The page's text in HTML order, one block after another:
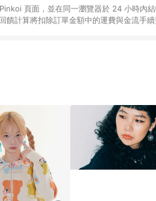
頁面，並在同一瀏覽器於 24 小時內
計算將扣除訂單金額中的運費與金流手
v4.6.0 / iOS v4.1.5 以上才具贈點資格
LINE 購物前往 Pinkoi 頁面後才首次下載